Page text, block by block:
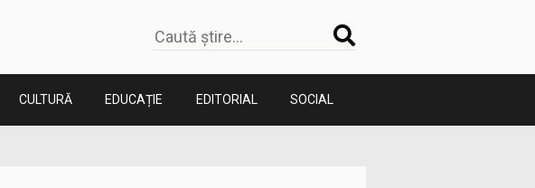
CULTURĂ EDUCAȚIE EDITORIAL SOCIAL